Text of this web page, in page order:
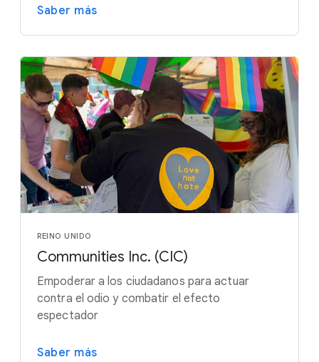
Saber más
REINO UNIDO
Communities Inc. (CIC)
Empoderar a los ciudadanos para actuar
contra el odio y combatir el efecto
espectador
Saber más